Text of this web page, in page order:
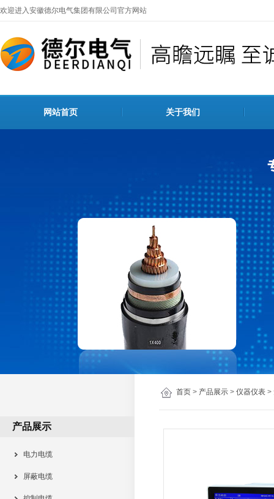
欢迎进入安徽德尔电气集团有限公司官方网站
网站首页 关于我们
首页 > 产品展示 > 仪器仪表 >
产品展示
电力电缆
屏蔽电缆